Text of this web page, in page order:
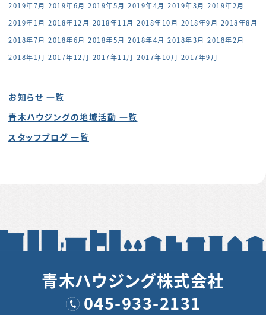
2019年7月 2019年6月 2019年5月 2019年4月 2019年3月 2019年2月
2019年1月 2018年12月 2018年11月 2018年10月 2018年9月 2018年8月
2018年7月 2018年6月 2018年5月 2018年4月 2018年3月 2018年2月
2018年1月 2017年12月 2017年11月 2017年10月 2017年9月
お知らせ 一覧
青木ハウジングの地域活動 一覧
スタッフブログ 一覧
青木ハウジング株式会社
045-933-2131